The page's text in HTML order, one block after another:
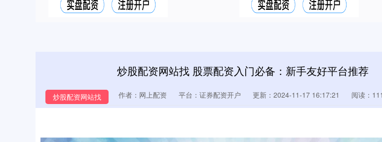
炒股配资网站找 股票配资入门必备：新手友好平台推荐
炒股配资网站找 作者：网上配资 平台：证券配资开户 更新：2024-11-17 16:17:21 阅读：111